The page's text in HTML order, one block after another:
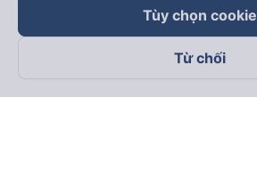
Theo dõi chúng tôi trên
Tùy chọn cookie
Từ chối